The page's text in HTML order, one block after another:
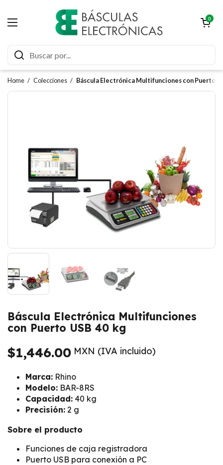
Abrir menú
Abrir carrito
0
Home / Colecciones / Báscula Electrónica Multifunciones con Puerto
Mostrar diapositiva 1
Báscula Electrónica Multifunciones
con Puerto USB 40 kg
Precio normal
$1,446.00 MXN (IVA incluido)
Marca: Rhino
Modelo: BAR-8RS
Capacidad: 40 kg
Precisión: 2 g
Sobre el producto
Funciones de caja registradora
Puerto USB para conexión a PC